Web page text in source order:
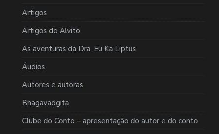
Artigos
Artigos do Alvito
As aventuras da Dra. Eu Ka Liptus
Áudios
Autores e autoras
Bhagavadgita
Clube do Conto – apresentação do autor e do conto